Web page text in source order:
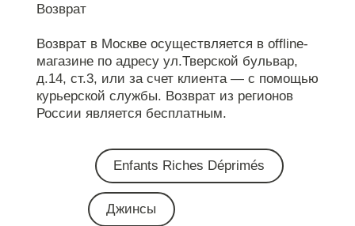
Возврат
Возврат в Москве осуществляется в offline-
магазине по адресу ул.Тверской бульвар,
д.14, ст.3, или за счет клиента — с помощью
курьерской службы. Возврат из регионов
России является бесплатным.
Enfants Riches Déprimés
Джинсы